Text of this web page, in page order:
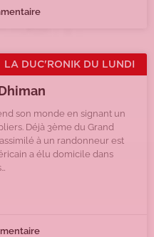
LA DUC'RONIK DU LUNDI
son monde en signant un
Déjà 3ème du Grand
à un randonneur est
a élu domicile dans